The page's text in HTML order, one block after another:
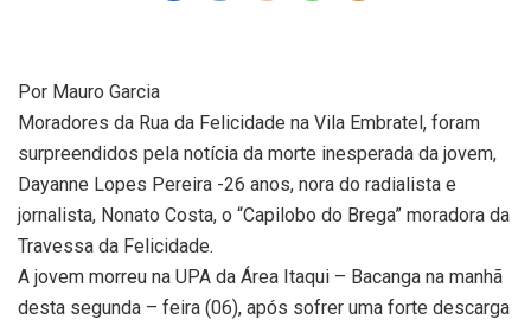
Por Mauro Garcia
Moradores da Rua da Felicidade na Vila Embratel, foram
surpreendidos pela notícia da morte inesperada da jovem,
Dayanne Lopes Pereira -26 anos, nora do radialista e
jornalista, Nonato Costa, o “Capilobo do Brega” moradora da
Travessa da Felicidade.
A jovem morreu na UPA da Área Itaqui – Bacanga na manhã
desta segunda – feira (06), após sofrer uma forte descarga